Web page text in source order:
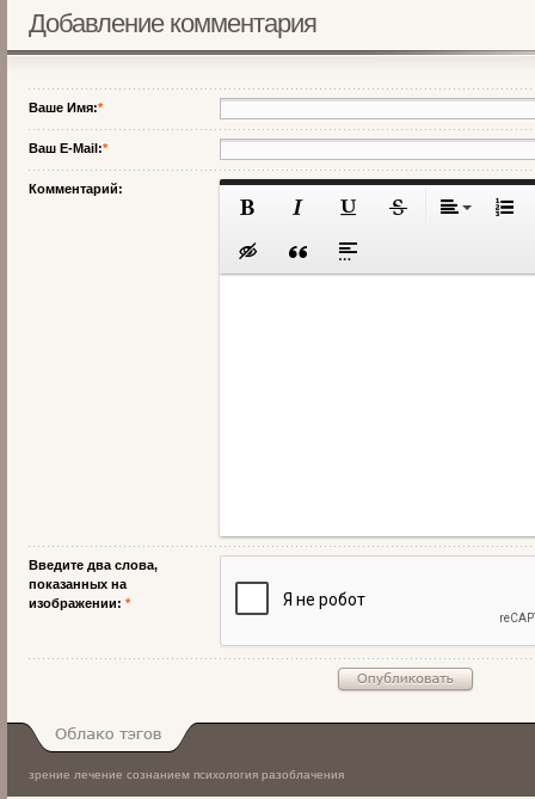
Добавление комментария
Ваше Имя:*
Ваш E-Mail:*
Комментарий:
Введите два слова,
показанных на
изображении: *
Облако тэгов
зрение лечение сознанием психология разоблачения